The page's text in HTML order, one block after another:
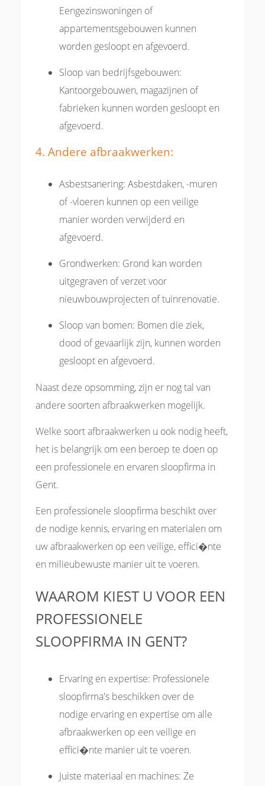
Eengezinswoningen of
appartementsgebouwen kunnen
worden gesloopt en afgevoerd.
Sloop van bedrijfsgebouwen:
Kantoorgebouwen, magazijnen of
fabrieken kunnen worden gesloopt en
afgevoerd.
4. Andere afbraakwerken:
Asbestsanering: Asbestdaken, -muren
of -vloeren kunnen op een veilige
manier worden verwijderd en
afgevoerd.
Grondwerken: Grond kan worden
uitgegraven of verzet voor
nieuwbouwprojecten of tuinrenovatie.
Sloop van bomen: Bomen die ziek,
dood of gevaarlijk zijn, kunnen worden
gesloopt en afgevoerd.
Naast deze opsomming, zijn er nog tal van
andere soorten afbraakwerken mogelijk.
Welke soort afbraakwerken u ook nodig heeft,
het is belangrijk om een beroep te doen op
een professionele en ervaren sloopfirma in
Gent.
Een professionele sloopfirma beschikt over
de nodige kennis, ervaring en materialen om
uw afbraakwerken op een veilige, effici�nte
en milieubewuste manier uit te voeren.
WAAROM KIEST U VOOR EEN
PROFESSIONELE
SLOOPFIRMA IN GENT?
Ervaring en expertise: Professionele
sloopfirma's beschikken over de
nodige ervaring en expertise om alle
afbraakwerken op een veilige en
effici�nte manier uit te voeren.
Juiste materiaal en machines: Ze